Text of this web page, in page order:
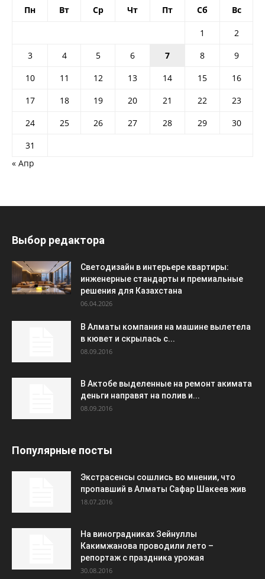
Пн Вт Ср Чт Пт Сб Вс
1
2
3
4 5 6 7 8
9
10
11 12 13 14 15
16
17
18 19 20 21 22
23
24
25 26 27 28 29
30
31
« Апр
Выбор редактора
Светодизайн в интерьере квартиры:
инженерные стандарты и премиальные
решения для Казахстана
06.04.2026
В Алматы компания на машине вылетела
в кювет и скрылась с...
08.09.2016
В Актобе выделенные на ремонт акимата
деньги направят на полив и...
08.09.2016
Популярные посты
Экстрасенсы сошлись во мнении, что
пропавший в Алматы Сафар Шакеев жив
18.07.2016
На виноградниках Зейнуллы
Какимжанова проводили лето –
репортаж с праздника урожая
30.08.2016